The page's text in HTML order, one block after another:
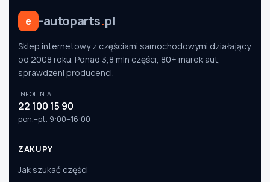
e -autoparts.pl
Sklep internetowy z częściami samochodowymi działający
od 2008 roku. Ponad 3,8 mln części, 80+ marek aut,
sprawdzeni producenci.
INFOLINIA
22 100 15 90
pon.–pt. 9:00–16:00
ZAKUPY
Jak szukać części